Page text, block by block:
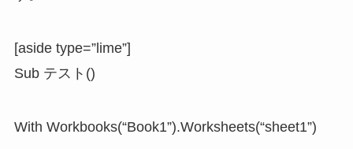
[aside type=”lime”]
Sub テスト()
With Workbooks(“Book1”).Worksheets(“sheet1”)